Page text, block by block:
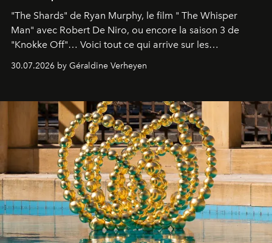
"The Shards" de Ryan Murphy, le film " The Whisper
Man" avec Robert De Niro, ou encore la saison 3 de
"Knokke Off"… Voici tout ce qui arrive sur les
plateformes de streaming en août 2026.
30.07.2026 by Géraldine Verheyen